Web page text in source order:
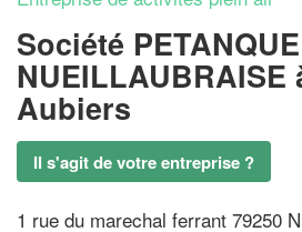
Société PETANQUE
NUEILLAUBRAISE
Aubiers
Il s'agit de votre entreprise ?
1 rue du marechal ferrant 79250